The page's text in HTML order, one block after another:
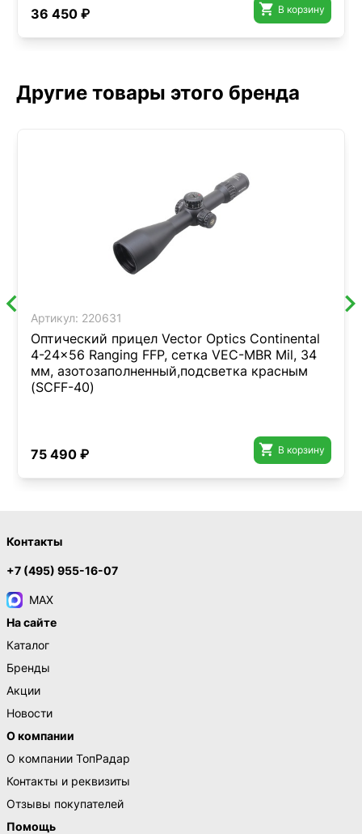
36 450 ₽  В корзину
Другие товары этого бренда
Артикул: 220631
Оптический прицел Vector Optics Continental
4-24x56 Ranging FFP, сетка VEC-MBR Mil, 34
мм, азотозаполненный,подсветка красным
(SCFF-40)
75 490 ₽  В корзину
Контакты
+7 (495) 955-16-07
MAX
На сайте
Каталог
Бренды
Акции
Новости
О компании
О компании ТопРадар
Контакты и реквизиты
Отзывы покупателей
Помощь